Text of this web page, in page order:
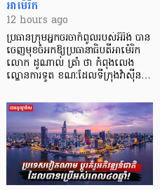
អាម៉េរិក
12 hours ago
ប្រធានក្រុមអ្នកចរចាកំពូលរបស់អ៊ីរ៉ង់ បាន
ចេញមុខចំអកឱ្យប្រធានាធិបតីអាម៉េរិក
លោក ដូណាល់ ត្រាំ ថា កំពុងលេង
ល្ខោនការទូត ខណៈដែលទីក្រុងវ៉ាស៊ីន…